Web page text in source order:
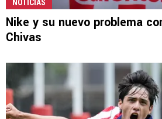
NOTICIAS
Nike y su nuevo problema
Chivas